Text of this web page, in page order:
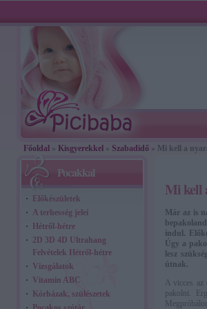
Főoldal » Kisgyerekkel » Szabadidő » Mi kell a
Mi kell
Már az is
indul.
Úgy a
lesz
útnak.
A vicces az
pakolni.
Pocakkal
Előkészületek
A terhesség jelei
Hétről-hétre
2D 3D 4D Ultrahang
Felvételek Hétről-hétre
Vizsgálatok
Vitamin ABC
Kórházak, szülészetek